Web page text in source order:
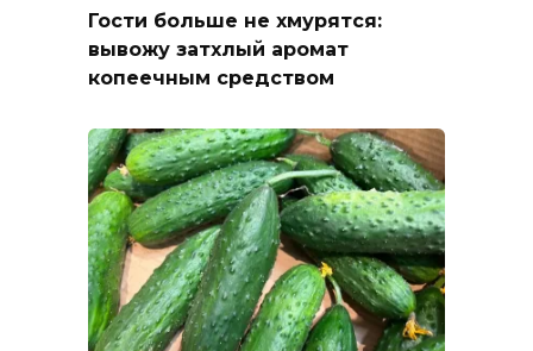
Гости больше не хмурятся:
вывожу затхлый аромат
копеечным средством